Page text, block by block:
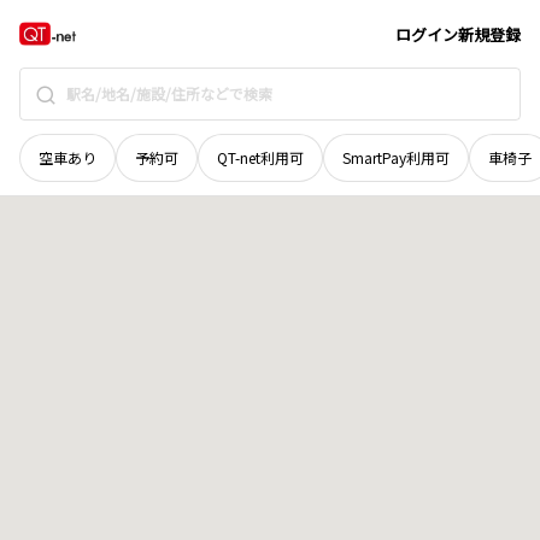
ログイン新規登録
空車あり 予約可 QT-net利用可 SmartPay利用可 車椅子
青森県